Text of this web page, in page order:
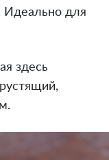
Идеально для
здесь